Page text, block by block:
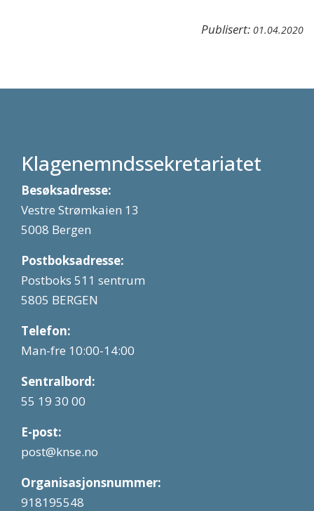
Publisert: 01.04.2020
Klagenemndssekretariatet
Besøksadresse:
Vestre Strømkaien 13
5008 Bergen
Postboksadresse:
Postboks 511 sentrum
5805 BERGEN
Telefon:
Man-fre 10:00-14:00
Sentralbord:
55 19 30 00
E-post:
post@knse.no
Organisasjonsnummer:
918195548